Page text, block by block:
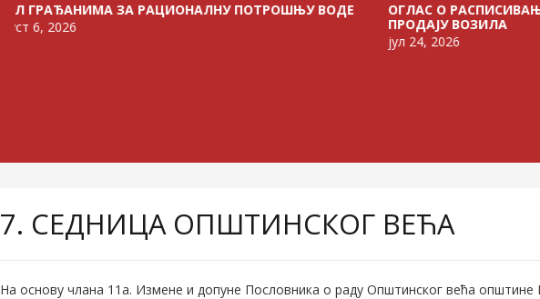
ЗА РАЦИОНАЛНУ ПОТРОШЊУ ВОДЕ
ОГЛАС О РАСПИСИВАЊУ
ПРОДАЈУ ВОЗИЛА
јул 24, 2026
7. СЕДНИЦА ОПШТИНСКОГ ВЕЋА
На основу члана 11а. Измене и допуне Пословника о раду Општинског већа општине